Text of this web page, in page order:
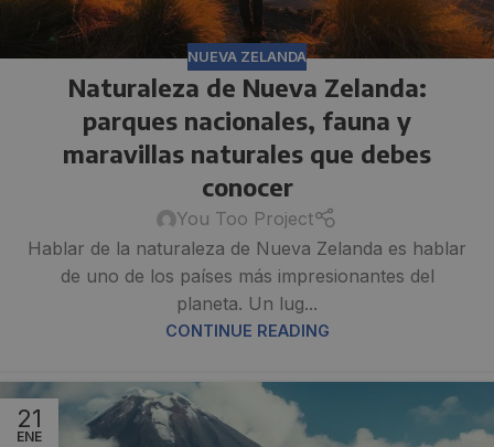
NUEVA ZELANDA
Naturaleza de Nueva Zelanda:
parques nacionales, fauna y
maravillas naturales que debes
conocer
You Too Project
Hablar de la naturaleza de Nueva Zelanda es hablar
de uno de los países más impresionantes del
planeta. Un lug...
CONTINUE READING
21
ENE